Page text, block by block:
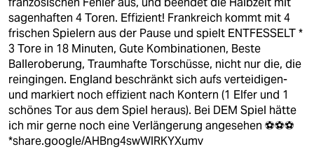
sagenhaften 4 Toren. Effizient! Frankreich kommt mit 4
frischen Spielern aus der Pause und spielt ENTFESSELT *
3 Tore in 18 Minuten, Gute Kombinationen, Beste
Balleroberung, Traumhafte Torschüsse, nicht nur die, die
reingingen. England beschränkt sich aufs verteidigen-
und markiert noch effizient nach Kontern (1 Elfer und 1
schönes Tor aus dem Spiel heraus). Bei DEM Spiel hätte
ich mir gerne noch eine Verlängerung angesehen ⚽️⚽️⚽️
*share.google/AHBng4swWlRKYXumv